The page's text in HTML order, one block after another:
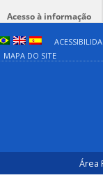
Acesso à informação
MAPA DO SITE
Área